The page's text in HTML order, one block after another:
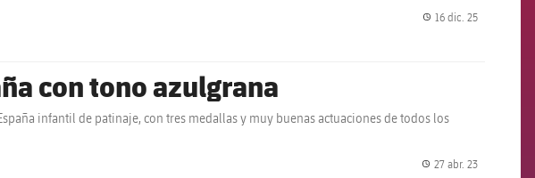
16 dic. 25
con tono azulgrana
infantil de patinaje, con tres medallas y muy buenas actuaciones de todos los
27 abr. 23